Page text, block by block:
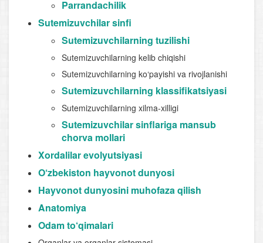
Parrandachilik
Sutemizuvchilar sinfi
Sutemizuvchilarning tuzilishi
Sutemizuvchilarning kelib chiqishi
Sutemizuvchilarning ko‘payishi va rivojlanishi
Sutemizuvchilarning klassifikatsiyasi
Sutemizuvchilarning xilma-xilligi
Sutemizuvchilar sinflariga mansub
chorva mollari
Xordalilar evolyutsiyasi
O‘zbekiston hayvonot dunyosi
Hayvonot dunyosini muhofaza qilish
Anatomiya
Odam to‘qimalari